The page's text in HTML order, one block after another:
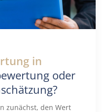
in
oder
zunächst, den Wert